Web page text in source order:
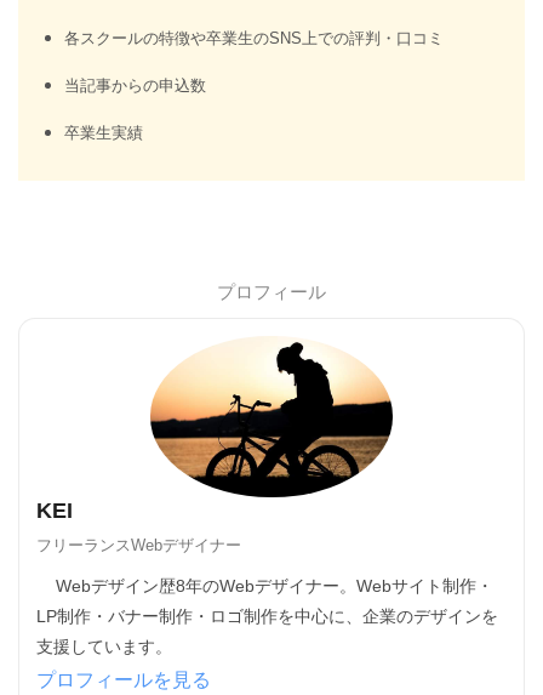
各スクールの特徴や卒業生のSNS上での評判・口コミ
当記事からの申込数
卒業生実績
プロフィール
KEI
フリーランスWebデザイナー
Webデザイン歴8年のWebデザイナー。Webサイト制作・
LP制作・バナー制作・ロゴ制作を中心に、企業のデザインを
支援しています。
プロフィールを見る